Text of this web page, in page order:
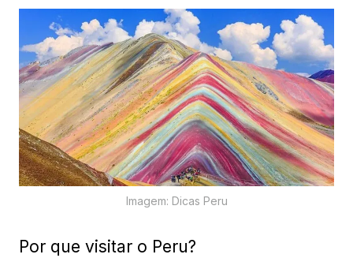
Imagem: Dicas Peru
Por que visitar o Peru?